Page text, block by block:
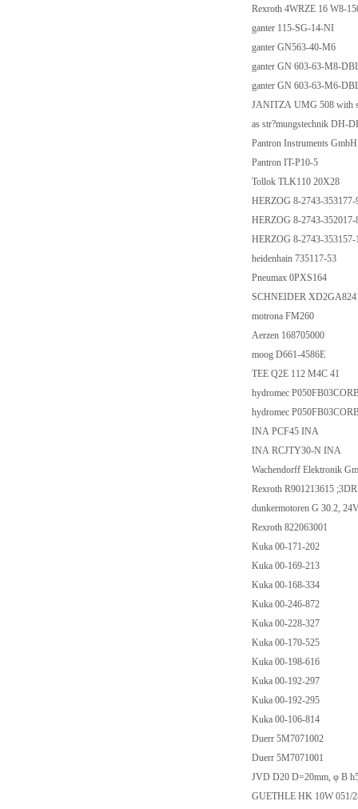
Rexroth 4WRZE 16 W8-
ganter 115-SG-14-NI
ganter GN563-40-M6
ganter GN 603-63-M8-
ganter GN 603-63-M6-
JANITZA UMG 508 with
as str?mungstechnik DH-
Pantron Instruments
Pantron IT-P10-5
Tollok TLK110 20X28
HERZOG 8-2743-
HERZOG 8-2743-
HERZOG 8-2743-
heidenhain 735117-53
Pneumax 0PXS164
SCHNEIDER
motrona FM260
Aerzen 168705000
moog D661-4586E
TEE Q2E 112 M4C 41
hydromec
hydromec
INA PCF45 INA
INA RCJTY30-N INA
Wachendorff Elektronik
Rexroth R901213615
dunkermotoren G 30.2,
Rexroth 822063001
Kuka 00-171-202
Kuka 00-169-213
Kuka 00-168-334
Kuka 00-246-872
Kuka 00-228-327
Kuka 00-170-525
Kuka 00-198-616
Kuka 00-192-297
Kuka 00-192-295
Kuka 00-106-814
Duerr 5M7071002
Duerr 5M7071001
JVD D20 D=20mm, φ B
GUETHLE HK 10W 051/